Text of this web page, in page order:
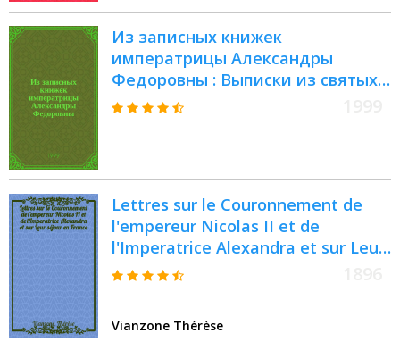
Из записных книжек
императрицы Александры
Федоровны : Выписки из святых
отцов
Lettres sur le Couronnement de
l'empereur Nicolas II et de
l'Imperatrice Alexandra et sur Leur
séjour en France
Vianzone Thérèse